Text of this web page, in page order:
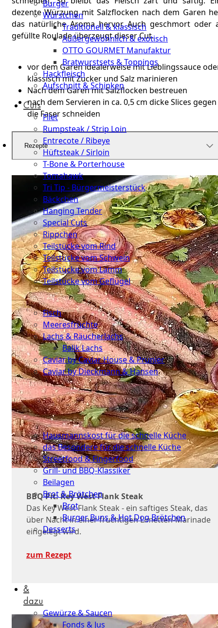
Burger
Würstchen
Traditionell & klassisch
Außergewöhnlich & exotisch
OTTO GOURMET Manufaktur
Bratwurstsets & Toppings
Hackfleisch
Aufschnitt & Schinken
Cuts
Filet
Rumpsteak / Strip Loin
Entrecote / Ribeye
Hüftsteak / Sirloin
T-Bone & Porterhouse
Tomahawk
Tri Tip - Bürgermeisterstück
Bäckchen
Hanging Tender
Special Cuts
Rippchen
Teilstücke vom Rind
Teilstücke vom Schwein
Teilstücke vom Lamm
Teilstücke vom Geflügel
Seafood
Fisch
Meeresfrüchte
Lachs & Räucherlachs
Balik Lachs
Caviar by Caviar House & Prunier
Caviar by Dieckmann & Hansen
Probierpakete
Schnelle
Küche
Hausmannskost für die schnelle Küche
das Besondere für die schnelle Küche
Streetfood & Fingerfood
Grill- und BBQ-Klassiker
Beilagen
Brot & Brötchen
Brot
Burger Buns & Hot Dog Brötchen
Desserts
&
dazu
Gewürze & Saucen
Fonds & Jus
dezente Würzung mit Salzflocken nach dem Garen
das natürliche Aroma hervor. Auch geschmort oder
gefüllte Roulade überzeugt dieser Cut.
vor dem Garen idealerweise mit Lieblingssauce
klassisch mit Zucker und Salz marinieren
Nach dem Garen mit Salzflocken bestreuen
nach dem Servieren in ca. 0,5 cm dicke Slices gegen
die Faser schneiden
Rezepte
BBQ Pit: Key West Flank Steak
Das Key West Flank Steak - ein saftiges Steak, das
über Nacht in einer fruchtigen Limetten-Marinade
eingelegt wird.
zum Rezept